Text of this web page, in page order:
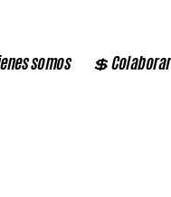
somos 💲 Colaborar